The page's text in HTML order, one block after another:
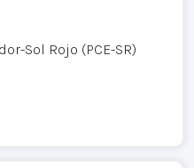
Sol Rojo (PCE-SR)